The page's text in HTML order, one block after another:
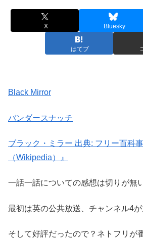
X Bluesky
はてブ
Black Mirror
バンダースナッチ
ブラック・ミラー 出典: フリー百科
（Wikipedia）』
一話一話についての感想は切りが無
最初は英の公共放送、チャンネル4が
そして好評だったので？ネトフリが